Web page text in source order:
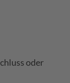
oder